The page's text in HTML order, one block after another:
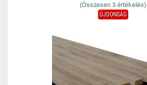
(Összesen 3 értékelés)
ÚJDONSÁG